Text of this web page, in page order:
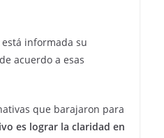
está informada su
acuerdo a esas
que barajaron para
es lograr la claridad en